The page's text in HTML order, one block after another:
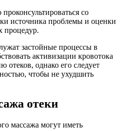
со
источника проблемы и оценки
процедур.
застойные процессы в
активизации кровотока
отеков, однако его следует
чтобы не ухудшить
отеки
массажа могут иметь